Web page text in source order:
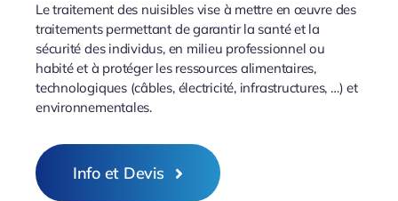
Le traitement des nuisibles vise à mettre en œuvre des
traitements permettant de garantir la santé et la
sécurité des individus, en milieu professionnel ou
habité et à protéger les ressources alimentaires,
technologiques (câbles, électricité, infrastructures, …) et
environnementales.
Info et Devis